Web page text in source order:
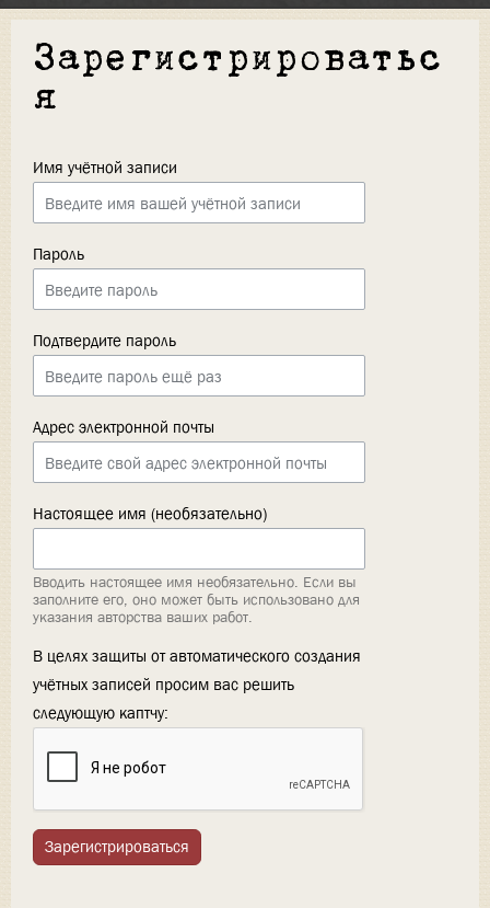
Зарегистрироватьс
я
Имя учётной записи
Пароль
Подтвердите пароль
Адрес электронной почты
Настоящее имя (необязательно)
Вводить настоящее имя необязательно. Если вы
заполните его, оно может быть использовано для
указания авторства ваших работ.
В целях защиты от автоматического создания
учётных записей просим вас решить
следующую каптчу:
Зарегистрироваться